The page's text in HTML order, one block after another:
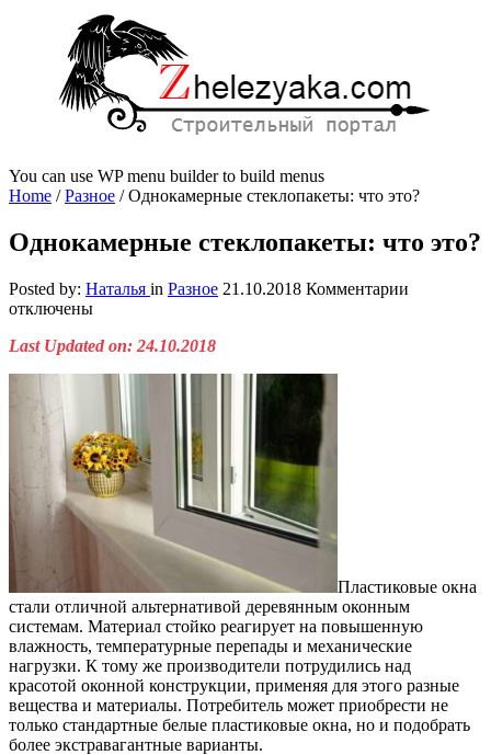
You can use WP menu builder to build menus
Home /Разное /Однокамерные стеклопакеты: что это?
Однокамерные стеклопакеты: что это?
Posted by: Наталья in Разное 21.10.2018 Комментарии
отключены
Last Updated on: 24.10.2018
Пластиковые окна
стали отличной альтернативой деревянным оконным
системам. Материал стойко реагирует на повышенную
влажность, температурные перепады и механические
нагрузки. К тому же производители потрудились над
красотой оконной конструкции, применяя для этого разные
вещества и материалы. Потребитель может приобрести не
только стандартные белые пластиковые окна, но и подобрать
более экстравагантные варианты.